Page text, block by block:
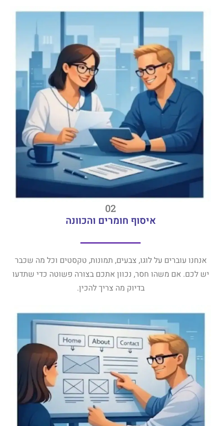
02
איסוף חומרים והכוונה
אנחנו עוברים על לוגו, צבעים, תמונות, טקסטים וכל מה שכבר
יש לכם. אם משהו חסר, נכוון אתכם בצורה פשוטה כדי שתדעו
בדיוק מה צריך להכין.